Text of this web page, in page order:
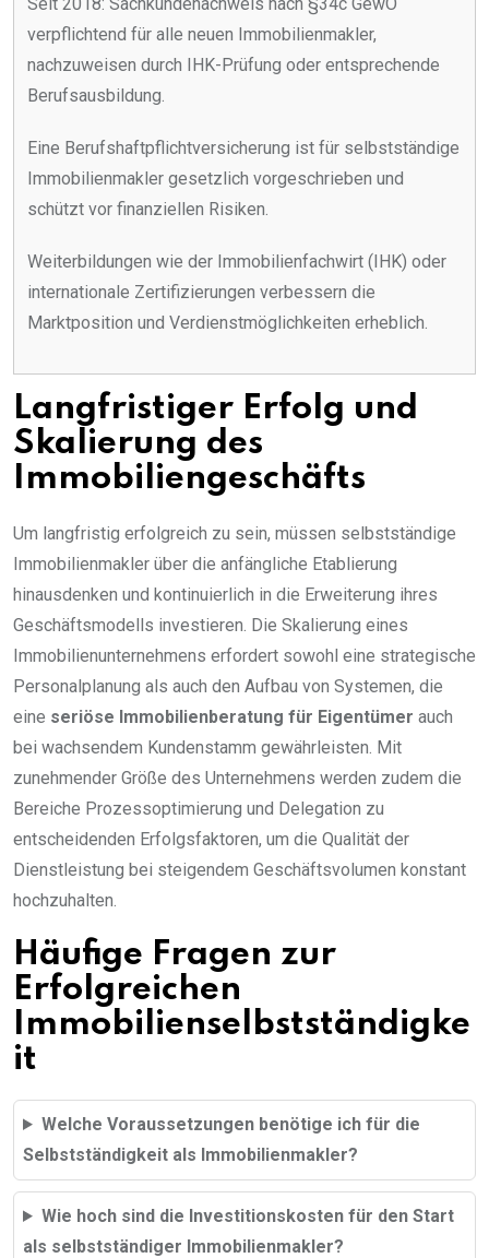
verpflichtend für alle neuen Immobilienmakler,
nachzuweisen durch IHK-Prüfung oder entsprechende
Berufsausbildung.
Eine Berufshaftpflichtversicherung ist für selbstständige
Immobilienmakler gesetzlich vorgeschrieben und
schützt vor finanziellen Risiken.
Weiterbildungen wie der Immobilienfachwirt (IHK) oder
internationale Zertifizierungen verbessern die
Marktposition und Verdienstmöglichkeiten erheblich.
Langfristiger Erfolg und
Skalierung des
Immobiliengeschäfts
Um langfristig erfolgreich zu sein, müssen selbstständige
Immobilienmakler über die anfängliche Etablierung
hinausdenken und kontinuierlich in die Erweiterung ihres
Geschäftsmodells investieren. Die Skalierung eines
Immobilienunternehmens erfordert sowohl eine strategische
Personalplanung als auch den Aufbau von Systemen, die
eine seriöse Immobilienberatung für Eigentümer auch
bei wachsendem Kundenstamm gewährleisten. Mit
zunehmender Größe des Unternehmens werden zudem die
Bereiche Prozessoptimierung und Delegation zu
entscheidenden Erfolgsfaktoren, um die Qualität der
Dienstleistung bei steigendem Geschäftsvolumen konstant
hochzuhalten.
Häufige Fragen zur
Erfolgreichen
Immobilienselbstständigke
it
Welche Voraussetzungen benötige ich für die
Selbstständigkeit als Immobilienmakler?
Wie hoch sind die Investitionskosten für den Start
als selbstständiger Immobilienmakler?